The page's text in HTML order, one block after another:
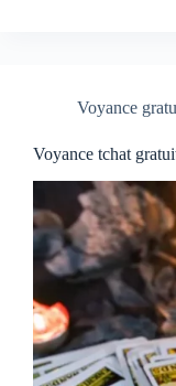
Voyance
Voyance tchat